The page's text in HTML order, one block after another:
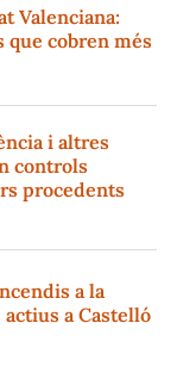
Valenciana:
que cobren més
i altres
controls
procedents
a la
a Castelló